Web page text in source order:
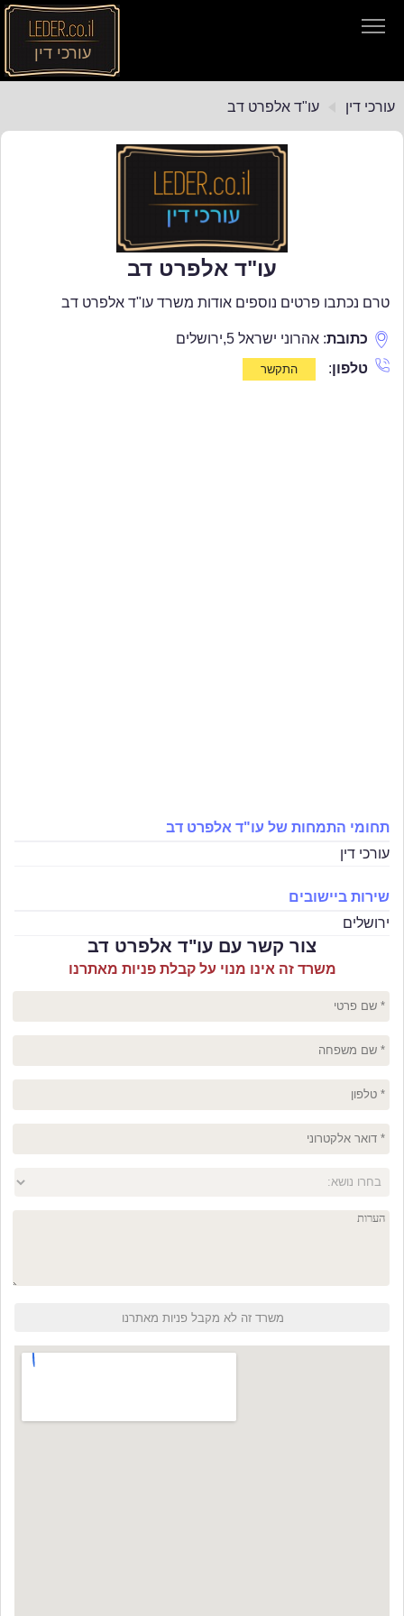
עורכי דין
עורכי דין
עורכי דין עו"ד אלפרט דב
עו"ד אלפרט דב
טרם נכתבו פרטים נוספים אודות משרד עו"ד אלפרט דב
כתובת: אהרוני ישראל 5 ,ירושלים
טלפון:
תחומי התמחות של עו"ד אלפרט דב
עורכי דין
שירות ביישובים
ירושלים
צור קשר עם עו"ד אלפרט דב
משרד זה אינו מנוי על קבלת פניות מאתרנו